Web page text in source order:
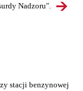
Nadzoru".
stacji benzynowej